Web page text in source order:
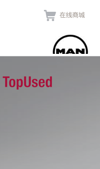
 在线商城